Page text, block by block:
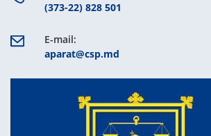
(373-22) 828 501
E-mail:
aparat@csp.md